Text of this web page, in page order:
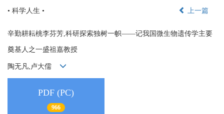
• 科学人生 •
上一篇
辛勤耕耘桃李芬芳,科研探索独树一帜——记我国微生物遗传学主要
奠基人之一盛祖嘉教授
陶无凡,卢大儒
PDF (PC)
966